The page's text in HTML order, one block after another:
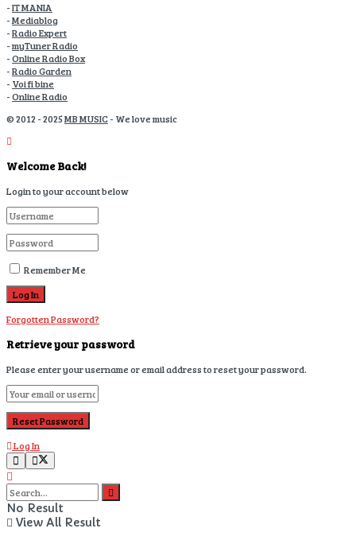
-IT MANIA
-Mediablog
-Radio Expert
-myTuner Radio
-Online Radio Box
-Radio Garden
- Voi fi bine
-Online Radio
© 2012 - 2025MB MUSIC- We love music
Welcome Back!
Login to your account below
Remember Me
Forgotten Password?
Retrieve your password
Please enter your username or email address to reset your password.
Log In
No Result
View All Result